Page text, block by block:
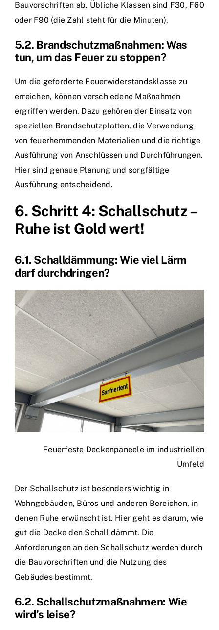
Bauvorschriften ab. Übliche Klassen sind F30, F60
oder F90 (die Zahl steht für die Minuten).
5.2. Brandschutzmaßnahmen: Was
tun, um das Feuer zu stoppen?
Um die geforderte Feuerwiderstandsklasse zu
erreichen, können verschiedene Maßnahmen
ergriffen werden. Dazu gehören der Einsatz von
speziellen Brandschutzplatten, die Verwendung
von feuerhemmenden Materialien und die richtige
Ausführung von Anschlüssen und Durchführungen.
Hier sind genaue Planung und sorgfältige
Ausführung entscheidend.
6. Schritt 4: Schallschutz –
Ruhe ist Gold wert!
6.1. Schalldämmung: Wie viel Lärm
darf durchdringen?
Feuerfeste Deckenpaneele im industriellen
Umfeld
Der Schallschutz ist besonders wichtig in
Wohngebäuden, Büros und anderen Bereichen, in
denen Ruhe erwünscht ist. Hier geht es darum, wie
gut die Decke den Schall dämmt. Die
Anforderungen an den Schallschutz werden durch
die Bauvorschriften und die Nutzung des
Gebäudes bestimmt.
6.2. Schallschutzmaßnahmen: Wie
wird’s leise?